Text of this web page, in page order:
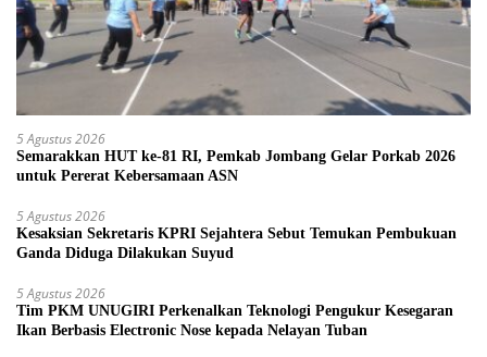
5 Agustus 2026
Semarakkan HUT ke-81 RI, Pemkab Jombang Gelar Porkab 2026
untuk Pererat Kebersamaan ASN
5 Agustus 2026
Kesaksian Sekretaris KPRI Sejahtera Sebut Temukan Pembukuan
Ganda Diduga Dilakukan Suyud
5 Agustus 2026
Tim PKM UNUGIRI Perkenalkan Teknologi Pengukur Kesegaran
Ikan Berbasis Electronic Nose kepada Nelayan Tuban